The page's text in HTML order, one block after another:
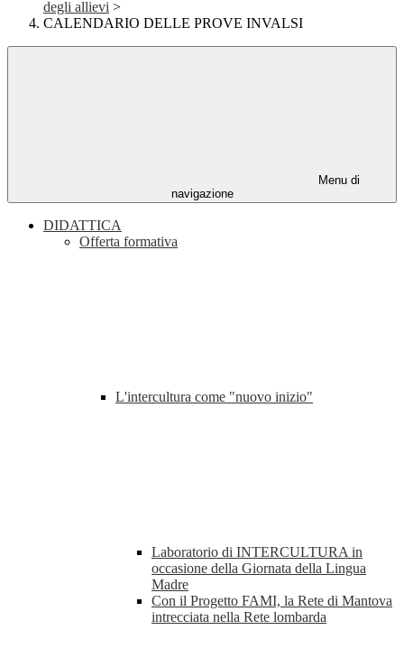
degli allievi >
CALENDARIO DELLE PROVE INVALSI
Menu di
navigazione
DIDATTICA
Offerta formativa
L'intercultura come "nuovo inizio"
Laboratorio di INTERCULTURA in
occasione della Giornata della Lingua
Madre
Con il Progetto FAMI, la Rete di Mantova
intrecciata nella Rete lombarda